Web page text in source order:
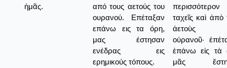
ἡμᾶς.
από τους αετούς του
ουρανού. Επέταξαν
επάνω εις τα όρη,
μας έστησαν
ενέδρας εις
ερημικούς τόπους.
περισσότερον
ταχεῖς καὶ ἀπὸ
ἀετοὺς
οὐρανοῦ·
ἐπάνω εἰς τὰ
μᾶς